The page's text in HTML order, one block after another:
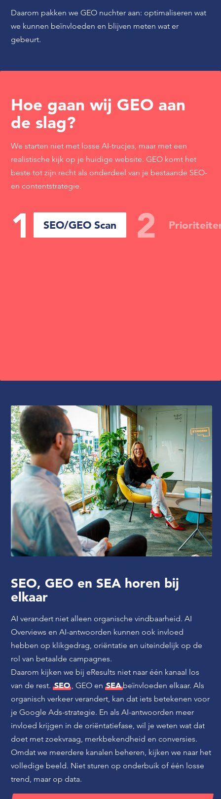
Daarom pakken we GEO nuchter aan: optimaliseren wat
we kunnen beïnvloeden en blijven meten wat er
gebeurt.
Hoe gaan wij GEO aan
de slag?
We starten niet met losse AI-trucjes, maar met een
realistische kijk op je huidige website. GEO komt het
beste tot zijn recht als onderdeel van je bestaande SEO-
en contentstrategie.
1 SEO/GEO Scan 2
SEO, GEO en SEA horen bij
elkaar
AI verandert niet alleen organische vindbaarheid. AI
Overviews en AI-antwoorden kunnen ook invloed
hebben op klikgedrag, oriëntatie en uiteindelijk op de
rol van betaalde campagnes.
Daarom kijken we bij eResults niet naar één kanaal los
van de rest.SEO , GEO en SEAbeïnvloeden elkaar. Als
organisch verkeer verandert, kan dat iets betekenen voor
je Google Ads-strategie. En als AI-antwoorden meer
invloed krijgen in de oriëntatiefase, wil je weten wat dat
doet met zoekvraag, merkbekendheid en conversies.
Omdat we meerdere kanalen beheren, kijken we naar het
volledige beeld. Niet sturen op onderbuik of één losse
trend, maar op data.